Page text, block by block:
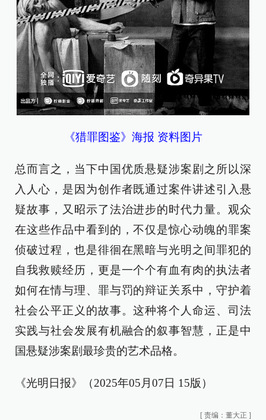
《猎罪图鉴》海报 资料图片
总而言之，当下中国优质悬疑涉案剧之所以深
入人心，是因为创作者既通过案件讲述引入悬
疑故事，又昭示了法治进步的时代力量。观众
在这些作品中看到的，不仅是惊心动魄的罪案
侦破过程，也是徘徊在黑暗与光明之间罪犯的
自我救赎经历，更是一个个有血有肉的执法者
如何在情与理、罪与罚的辩证关系中，守护着
社会公平正义的故事。这种将个人命运、司法
实践与社会发展有机融合的叙事智慧，正是中
国悬疑涉案剧最珍贵的艺术品格。
《光明日报》（2025年05月07日 15版）
[ 责编：董大正 ]